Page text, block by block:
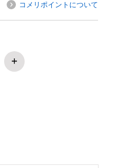
コメリポイントについて